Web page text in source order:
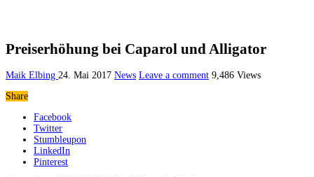
Preiserhöhung bei Caparol und Alligator
Maik Elbing 24. Mai 2017 News Leave a comment 9,486 Views
Share
Facebook
Twitter
Stumbleupon
LinkedIn
Pinterest